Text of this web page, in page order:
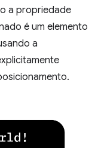
a propriedade
é um elemento
a